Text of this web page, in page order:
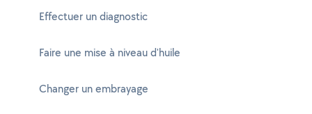
Effectuer un diagnostic
Faire une mise à niveau d'huile
Changer un embrayage